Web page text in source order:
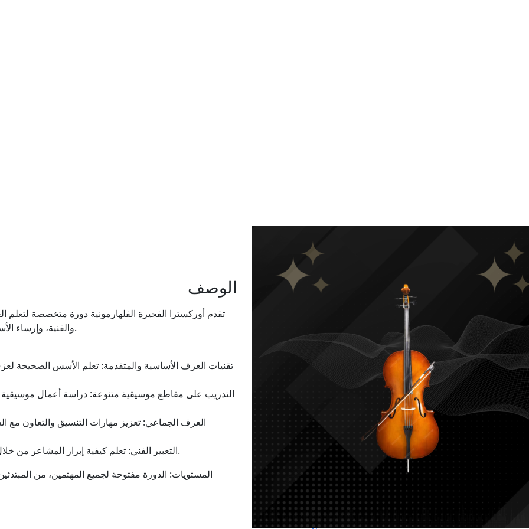
الوصف
تقدم أوركسترا الفجيرة الفلهارمونية دورة متخصصة لتعلم
والفنية، وإرساء الأسس اللازمة لعزف معبر ومتقن على هذه الآلة الرائعة.
• التعبير الفني: تعلم كيفية إبراز المشاعر من خلال العزف على التشيللو وتطوير الأداء الفني المميز.
المستويات: الدورة مفتوحة لجميع المهتمين، من